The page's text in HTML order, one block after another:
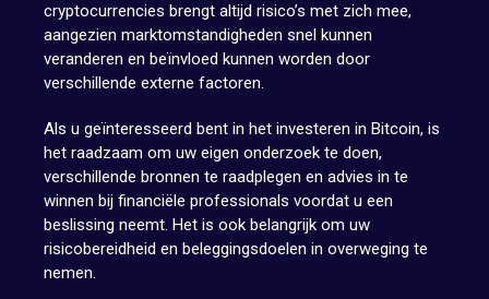
cryptocurrencies brengt altijd risico’s met zich mee,
aangezien marktomstandigheden snel kunnen
veranderen en beïnvloed kunnen worden door
verschillende externe factoren.
Als u geïnteresseerd bent in het investeren in Bitcoin, is
het raadzaam om uw eigen onderzoek te doen,
verschillende bronnen te raadplegen en advies in te
winnen bij financiële professionals voordat u een
beslissing neemt. Het is ook belangrijk om uw
risicobereidheid en beleggingsdoelen in overweging te
nemen.